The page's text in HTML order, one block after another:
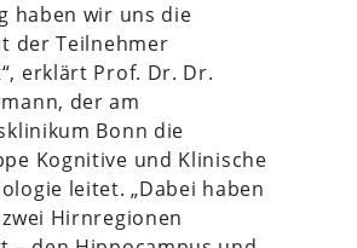
haben wir uns die
der Teilnehmer
erklärt Prof. Dr. Dr.
der am
Bonn die
Kognitive und Klinische
leitet. „Dabei haben
Hirnregionen